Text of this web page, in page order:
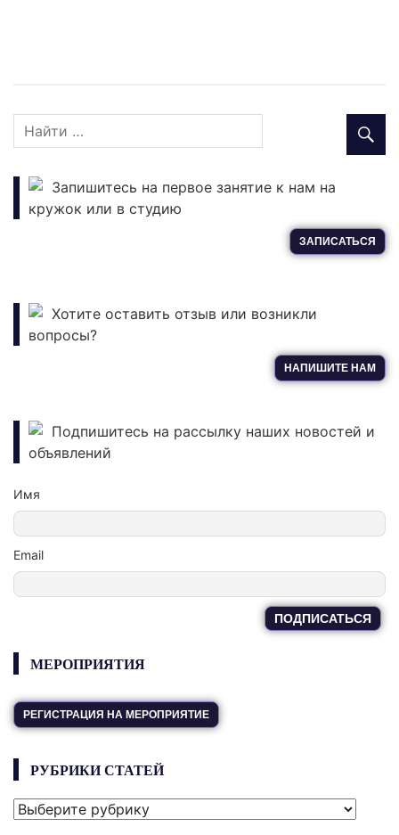
Запишитесь на первое занятие к нам на
кружок или в студию
ЗАПИСАТЬСЯ
Хотите оставить отзыв или возникли
вопросы?
НАПИШИТЕ НАМ
Подпишитесь на рассылку наших новостей и
объявлений
Имя
Email
МЕРОПРИЯТИЯ
РЕГИСТРАЦИЯ НА МЕРОПРИЯТИЕ
РУБРИКИ СТАТЕЙ
РУБРИКИ